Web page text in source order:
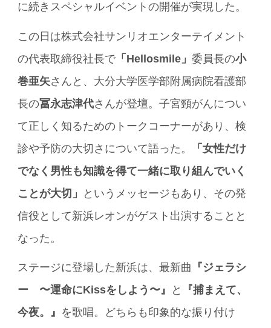
に続きスペシャルイベントの開催が実現した。
この日は株式会社サンリオエンターテイメント
の代表取締役社長で「Hellosmile」委員長の小
巻亜矢さんと、大分大学医学部附属病院看護部
長の冨永志津代さんが登壇。子宮頸がんについ
て正しく知るためのトークコーナーがあり、検
診や予防の大切さについて語った。
「女性だけ
でなく男性も知識を得て一緒に取り組んでいく
ことが大切」
というメッセージもあり、その発
信役として新浜レオンがゲスト出演することと
なった。
ステージに登場した新浜は、最新曲
『ジェラシ
ー 〜運命にKissをしよう〜』
と
『捕まえて、
今夜。』 を歌唱。どちらも印象的な振り付け